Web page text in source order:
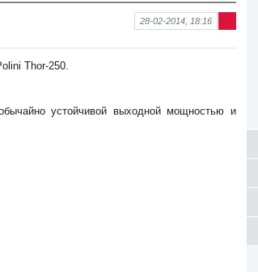
фо
ост
28-02-2014, 18:16
Thor-250.
устойчивой выходной мощностью и